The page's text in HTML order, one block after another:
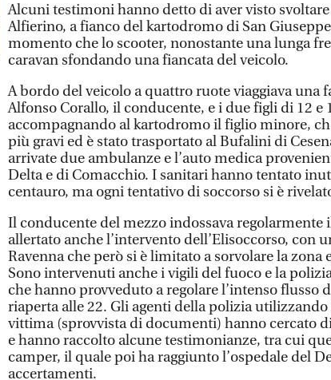
Alcuni testimoni hanno detto di aver visto
Alfierino, a fianco del kartodromo di San
momento che lo scooter, nonostante una lunga
caravan sfondando una fiancata del veicolo.
A bordo del veicolo a quattro ruote viaggiava una
Alfonso Corallo, il conducente, e i due figli di 12 e
accompagnando al kartodromo il figlio minore,
più gravi ed è stato trasportato al Bufalini di
arrivate due ambulanze e l’auto medica
Delta e di Comacchio. I sanitari hanno tentato
centauro, ma ogni tentativo di soccorso si è
Il conducente del mezzo indossava regolarmente
allertato anche l’intervento dell’Elisoccorso, con
Ravenna che però si è limitato a sorvolare la zona
Sono intervenuti anche i vigili del fuoco e la
che hanno provveduto a regolare l’intenso flusso
riaperta alle 22. Gli agenti della polizia
vittima (sprovvista di documenti) hanno cercato
e hanno raccolto alcune testimonianze, tra cui
camper, il quale poi ha raggiunto l’ospedale del
accertamenti.